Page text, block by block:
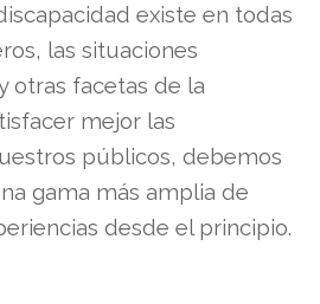
existe en todas
las situaciones
otras facetas de la
mejor las
públicos, debemos
gama más amplia de
desde el principio.